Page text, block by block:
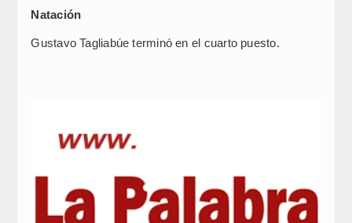
Natación
Gustavo Tagliabúe terminó en el cuarto puesto.